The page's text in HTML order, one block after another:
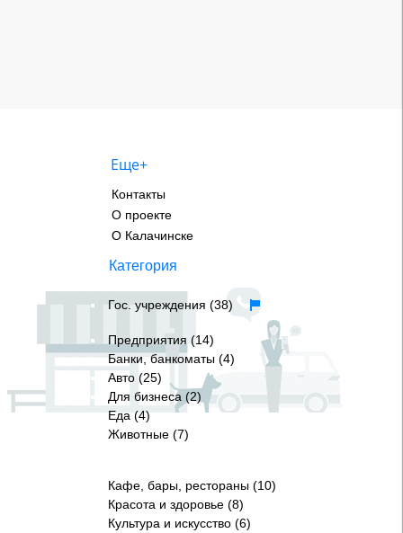
Еще+
Контакты
О проекте
О Калачинске
Категория
Гос. учреждения (38)
Предприятия (14)
Банки, банкоматы (4)
Авто (25)
Для бизнеса (2)
Еда (4)
Животные (7)
Кафе, бары, рестораны (10)
Красота и здоровье (8)
Культура и искусство (6)